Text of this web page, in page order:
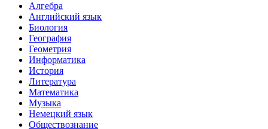
Алгебра
Английский язык
Биология
География
Геометрия
Информатика
История
Литература
Математика
Музыка
Немецкий язык
Обществознание